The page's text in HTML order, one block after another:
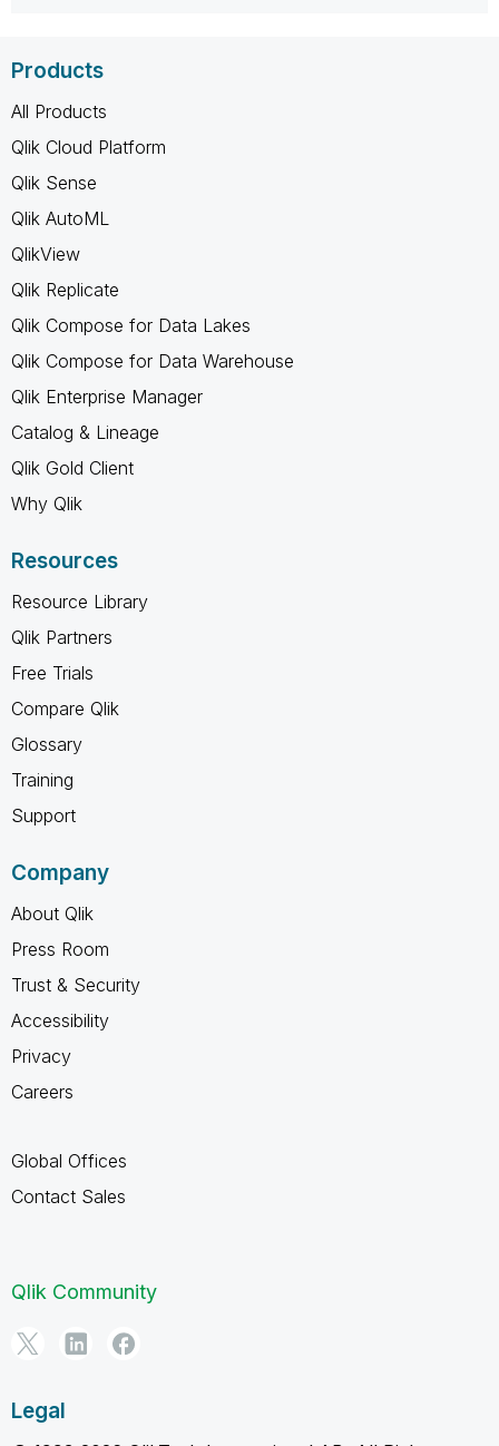
Products
All Products
Qlik Cloud Platform
Qlik Sense
Qlik AutoML
QlikView
Qlik Replicate
Qlik Compose for Data Lakes
Qlik Compose for Data Warehouse
Qlik Enterprise Manager
Catalog & Lineage
Qlik Gold Client
Why Qlik
Resources
Resource Library
Qlik Partners
Free Trials
Compare Qlik
Glossary
Training
Support
Company
About Qlik
Press Room
Trust & Security
Accessibility
Privacy
Careers
Global Offices
Contact Sales
Qlik Community
Legal